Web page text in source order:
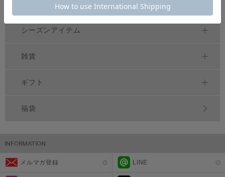
シーズンアイテム
雑貨
ギフト
福袋
メルマガ登録 LINE